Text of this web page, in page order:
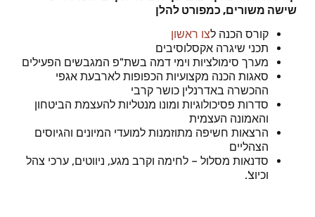
שישה משורים, כמפורט להלן
קורס הכנה לצו ראשון
תכני שיגרה אקסלוסיבים
מערך סימולציות וימי דמה בשת"פ המגבשים הפעילים
סאגות הכנה מקצועיות הכפופות לארבעת אגפי
ההכשרה באדרנלין כושר קרבי
סדרות פסיכולוגיות ומונו מנטליות להעצמת הביטחון
והאמונה העצמית
הרצאות חשיפה מתוזמנות למועדי המיונים והגיוסים
הצהליים
סדנאות מסלול – לחימה וקרב מגע, ניווטים, ערכי צהל
וכיוצ'.